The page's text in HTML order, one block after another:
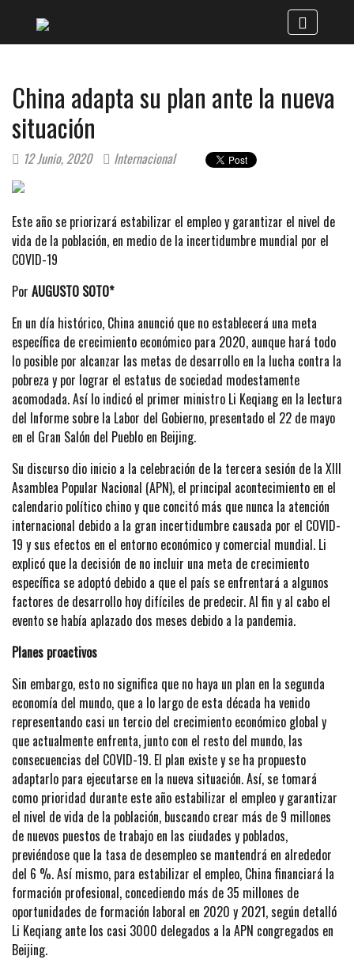
China adapta su plan ante la nueva
situación
12 Junio, 2020 Internacional
Este año se priorizará estabilizar el empleo y garantizar el nivel de
vida de la población, en medio de la incertidumbre mundial por el
COVID-19
Por AUGUSTO SOTO*
En un día histórico, China anunció que no establecerá una meta
específica de crecimiento económico para 2020, aunque hará todo
lo posible por alcanzar las metas de desarrollo en la lucha contra la
pobreza y por lograr el estatus de sociedad modestamente
acomodada. Así lo indicó el primer ministro Li Keqiang en la lectura
del Informe sobre la Labor del Gobierno, presentado el 22 de mayo
en el Gran Salón del Pueblo en Beijing.
Su discurso dio inicio a la celebración de la tercera sesión de la XIII
Asamblea Popular Nacional (APN), el principal acontecimiento en el
calendario político chino y que concitó más que nunca la atención
internacional debido a la gran incertidumbre causada por el COVID-
19 y sus efectos en el entorno económico y comercial mundial. Li
explicó que la decisión de no incluir una meta de crecimiento
específica se adoptó debido a que el país se enfrentará a algunos
factores de desarrollo hoy difíciles de predecir. Al fin y al cabo el
evento se había aplazado dos meses debido a la pandemia.
Planes proactivos
Sin embargo, esto no significa que no haya un plan en la segunda
economía del mundo, que a lo largo de esta década ha venido
representando casi un tercio del crecimiento económico global y
que actualmente enfrenta, junto con el resto del mundo, las
consecuencias del COVID-19. El plan existe y se ha propuesto
adaptarlo para ejecutarse en la nueva situación. Así, se tomará
como prioridad durante este año estabilizar el empleo y garantizar
el nivel de vida de la población, buscando crear más de 9 millones
de nuevos puestos de trabajo en las ciudades y poblados,
previéndose que la tasa de desempleo se mantendrá en alrededor
del 6 %. Así mismo, para estabilizar el empleo, China financiará la
formación profesional, concediendo más de 35 millones de
oportunidades de formación laboral en 2020 y 2021, según detalló
Li Keqiang ante los casi 3000 delegados a la APN congregados en
Beijing.